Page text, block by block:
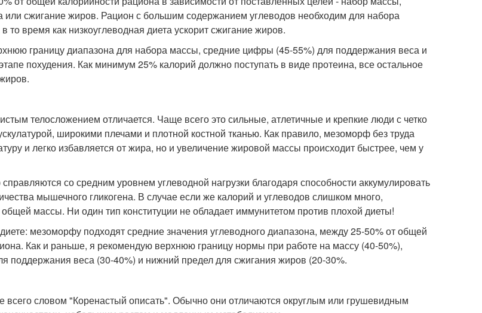
или сжигание жиров. Рацион с большим содержанием углеводов необходим для набора
время как низкоуглеводная диета ускорит сжигание жиров.
границу диапазона для набора массы, средние цифры (45-55%) для поддержания веса и
похудения. Как минимум 25% калорий должно поступать в виде протеина, все остальное
телосложением отличается. Чаще всего это сильные, атлетичные и крепкие люди с четко
широкими плечами и плотной костной тканью. Как правило, мезоморф без труда
и легко избавляется от жира, но и увеличение жировой массы происходит быстрее, чем у
со средним уровнем углеводной нагрузки благодаря способности аккумулировать
мышечного гликогена. В случае если же калорий и углеводов слишком много,
массы. Ни один тип конституции не обладает иммунитетом против плохой диеты!
мезоморфу подходят средние значения углеводного диапазона, между 25-50% от общей
Как и раньше, я рекомендую верхнюю границу нормы при работе на массу (40-50%),
поддержания веса (30-40%) и нижний предел для сжигания жиров (20-30%.
словом "Коренастый описать". Обычно они отличаются округлым или грушевидным